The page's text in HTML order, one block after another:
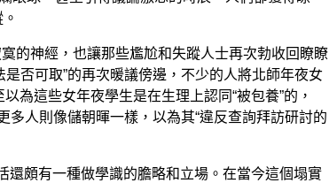
神經，也讓那些尷尬和失蹤人士再次勃收回瞭瞭
否可取”的再次暖議傍邊，不少的人將北師年夜女
為這些女年夜學生是在生理上認同“被包養”的，
多人則像儲朝暉一樣，以為其“違反查詢拜訪研討的
頗有一種做學識的膽略和立場。在當今這個塌實